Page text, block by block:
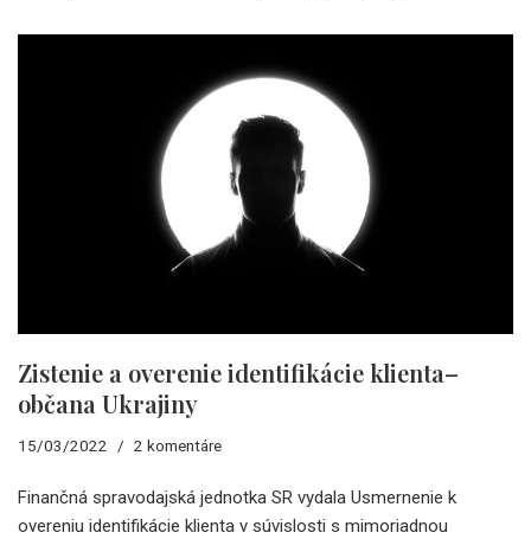
Zistenie a overenie identifikácie klienta–
občana Ukrajiny
15/03/2022 2 komentáre
Finančná spravodajská jednotka SR vydala Usmernenie k
overeniu identifikácie klienta v súvislosti s mimoriadnou